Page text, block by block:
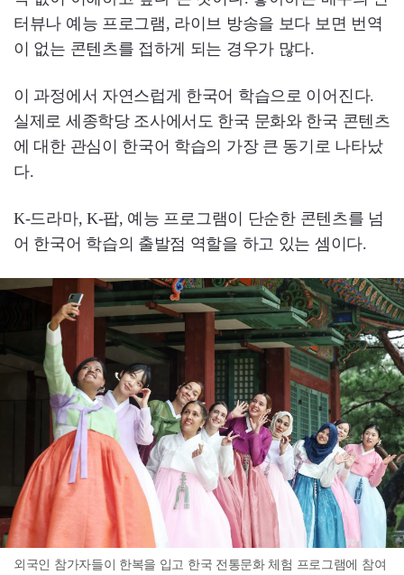
터뷰나 예능 프로그램, 라이브 방송을 보다 보면 번역
이 없는 콘텐츠를 접하게 되는 경우가 많다.
이 과정에서 자연스럽게 한국어 학습으로 이어진다.
실제로 세종학당 조사에서도 한국 문화와 한국 콘텐츠
에 대한 관심이 한국어 학습의 가장 큰 동기로 나타났
다.
K-드라마, K-팝, 예능 프로그램이 단순한 콘텐츠를 넘
어 한국어 학습의 출발점 역할을 하고 있는 셈이다.
외국인 참가자들이 한복을 입고 한국 전통문화 체험 프로그램에 참여